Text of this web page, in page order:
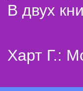
В двух
Харт Г.: